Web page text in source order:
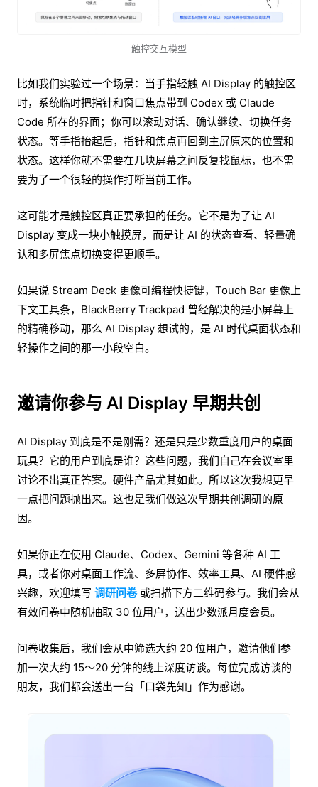
触控交互模型
比如我们实验过一个场景：当手指轻触 AI Display 的触控区
时，系统临时把指针和窗口焦点带到 Codex 或 Claude
Code 所在的界面；你可以滚动对话、确认继续、切换任务
状态。等手指抬起后，指针和焦点再回到主屏原来的位置和
状态。这样你就不需要在几块屏幕之间反复找鼠标，也不需
要为了一个很轻的操作打断当前工作。
这可能才是触控区真正要承担的任务。它不是为了让 AI
Display 变成一块小触摸屏，而是让 AI 的状态查看、轻量确
认和多屏焦点切换变得更顺手。
如果说 Stream Deck 更像可编程快捷键，Touch Bar 更像上
下文工具条，BlackBerry Trackpad 曾经解决的是小屏幕上
的精确移动，那么 AI Display 想试的，是 AI 时代桌面状态和
轻操作之间的那一小段空白。
邀请你参与 AI Display 早期共创
AI Display 到底是不是刚需？还是只是少数重度用户的桌面
玩具？它的用户到底是谁？这些问题，我们自己在会议室里
讨论不出真正答案。硬件产品尤其如此。所以这次我想更早
一点把问题抛出来。这也是我们做这次早期共创调研的原
因。
如果你正在使用 Claude、Codex、Gemini 等各种 AI 工
具，或者你对桌面工作流、多屏协作、效率工具、AI 硬件感
兴趣，欢迎填写 调研问卷或扫描下方二维码参与。我们会从
有效问卷中随机抽取 30 位用户，送出少数派月度会员。
问卷收集后，我们会从中筛选大约 20 位用户，邀请他们参
加一次大约 15～20 分钟的线上深度访谈。每位完成访谈的
朋友，我们都会送出一台「口袋先知」作为感谢。